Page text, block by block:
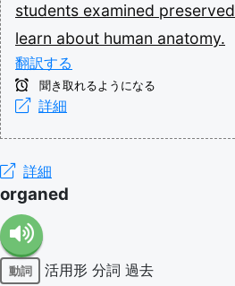
students examined preserved
learn about human anatomy.
翻訳する
聞き取れるようになる
詳細
詳細
organed
動詞 活用形 分詞 過去